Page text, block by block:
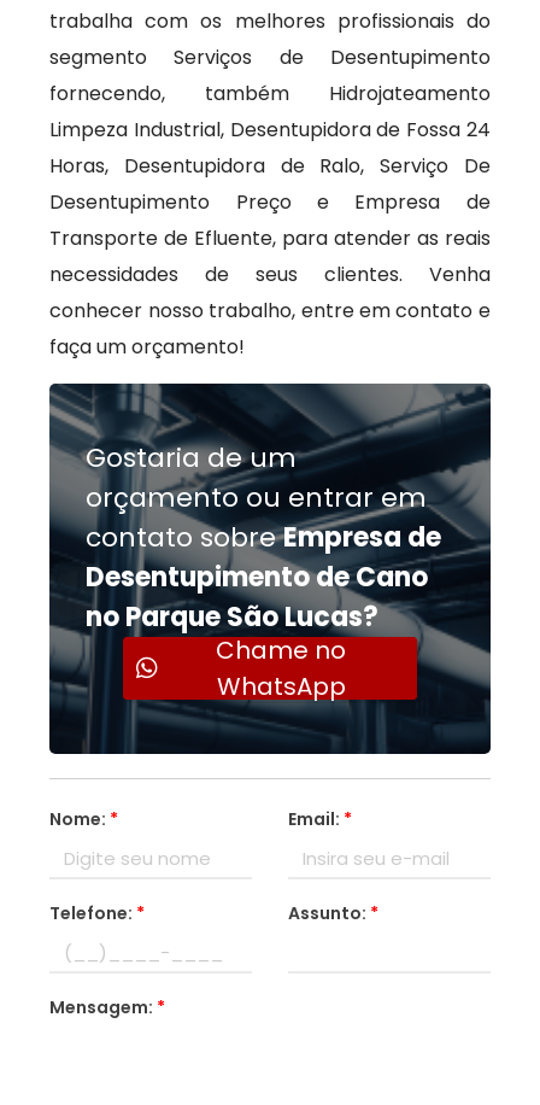
trabalha com os melhores profissionais do
segmento Serviços de Desentupimento
fornecendo, também Hidrojateamento
Limpeza Industrial, Desentupidora de Fossa 24
Horas, Desentupidora de Ralo, Serviço De
Desentupimento Preço e Empresa de
Transporte de Efluente, para atender as reais
necessidades de seus clientes. Venha
conhecer nosso trabalho, entre em contato e
faça um orçamento!
Gostaria de um
orçamento ou entrar em
contato sobreEmpresa de
Desentupimento de Cano
no Parque São Lucas?
Chame no
WhatsApp
Nome: * Email: *
Telefone: * Assunto: *
Mensagem: *